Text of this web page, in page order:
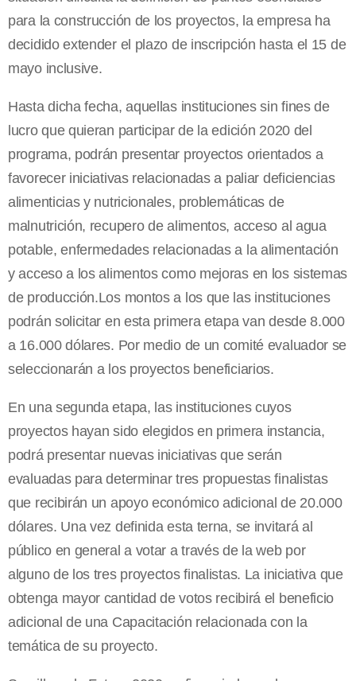
para la construcción de los proyectos, la empresa ha
decidido extender el plazo de inscripción hasta el 15 de
mayo inclusive.
Hasta dicha fecha, aquellas instituciones sin fines de
lucro que quieran participar de la edición 2020 del
programa, podrán presentar proyectos orientados a
favorecer iniciativas relacionadas a paliar deficiencias
alimenticias y nutricionales, problemáticas de
malnutrición, recupero de alimentos, acceso al agua
potable, enfermedades relacionadas a la alimentación
y acceso a los alimentos como mejoras en los sistemas
de producción.Los montos a los que las instituciones
podrán solicitar en esta primera etapa van desde 8.000
a 16.000 dólares. Por medio de un comité evaluador se
seleccionarán a los proyectos beneficiarios.
En una segunda etapa, las instituciones cuyos
proyectos hayan sido elegidos en primera instancia,
podrá presentar nuevas iniciativas que serán
evaluadas para determinar tres propuestas finalistas
que recibirán un apoyo económico adicional de 20.000
dólares. Una vez definida esta terna, se invitará al
público en general a votar a través de la web por
alguno de los tres proyectos finalistas. La iniciativa que
obtenga mayor cantidad de votos recibirá el beneficio
adicional de una Capacitación relacionada con la
temática de su proyecto.